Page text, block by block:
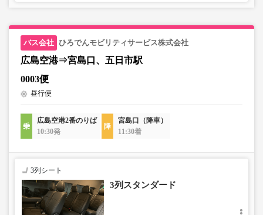
ひろでんモビリティサービス株式会社
広島空港⇒宮島口、五日市駅
0003便
昼行便
広島空港2番のりば
10:30発
宮島口（降車）
11:30着
3列シート
3列スタンダード